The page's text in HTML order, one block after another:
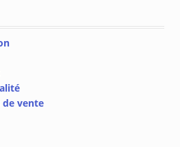
de vente